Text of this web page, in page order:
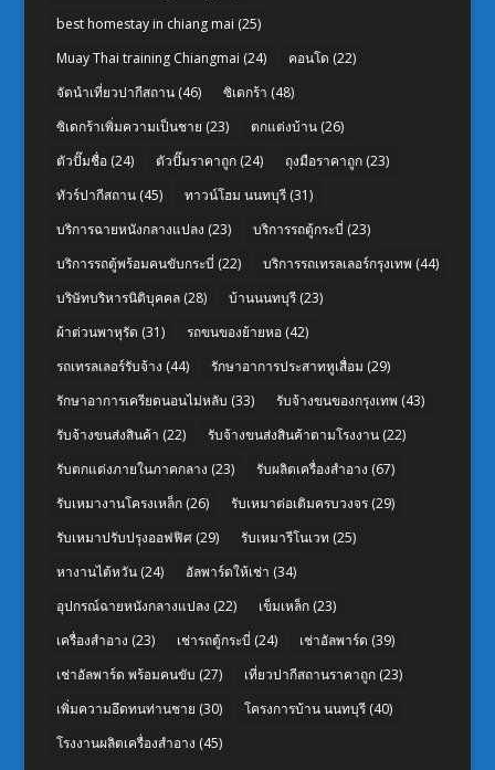
best homestay in chiang mai (25)
Muay Thai training Chiangmai (24) คอนโด (22)
จัดนำเที่ยวปากีสถาน(46) ซิเดกร้า (48)
ซิเดกร้าเพิ่มความเป็นชาย (23) ตกแต่งบ้าน(26)
ตัวปั๊มชื่อ(24) ตัวปั๊มราคาถูก(24) ถุงมือราคาถูก(23)
ทัวร์ปากีสถาน(45) ทาวน์โฮม นนทบุรี(31)
บริการฉายหนังกลางแปลง (23) บริการรถตู้กระบี่ (23)
บริการรถตู้พร้อมคนขับกระบี่ (22) บริการรถเทรลเลอร์กรุงเทพ (44)
บริษัทบริหารนิติบุคคล(28) บ้านนนทบุรี(23)
ผ้าต่วนพาหุรัด (31) รถขนของย้ายหอ(42)
รถเทรลเลอร์รับจ้าง (44) รักษาอาการประสาทหูเสื่อม (29)
รักษาอาการเครียดนอนไม่หลับ (33) รับจ้างขนของกรุงเทพ (43)
รับจ้างขนส่งสินค้า (22) รับจ้างขนส่งสินค้าตามโรงงาน(22)
รับตกแต่งภายในภาคกลาง (23) รับผลิตเครื่องสำอาง (67)
รับเหมางานโครงเหล็ก(26) รับเหมาต่อเติมครบวงจร(29)
รับเหมาปรับปรุงออฟฟิศ(29) รับเหมารีโนเวท (25)
หางานไต้หวัน(24) อัลพาร์ดให้เช่า (34)
อุปกรณ์ฉายหนังกลางแปลง (22) เข็มเหล็ก(23)
เครื่องสำอาง (23) เช่ารถตู้กระบี่ (24) เช่าอัลพาร์ด (39)
เช่าอัลพาร์ด พร้อมคนขับ (27) เที่ยวปากีสถานราคาถูก(23)
เพิ่มความอึดทนท่านชาย (30) โครงการบ้าน นนทบุรี(40)
โรงงานผลิตเครื่องสำอาง (45)